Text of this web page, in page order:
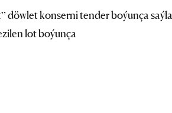
döwlet konserni tender boýunça
lot boýunça